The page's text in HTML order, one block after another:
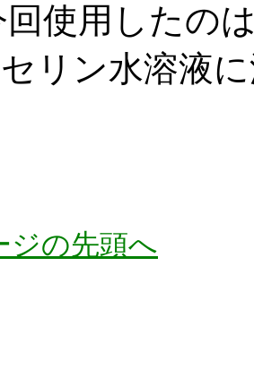
したのは、
リン水溶液
ジの先頭へ